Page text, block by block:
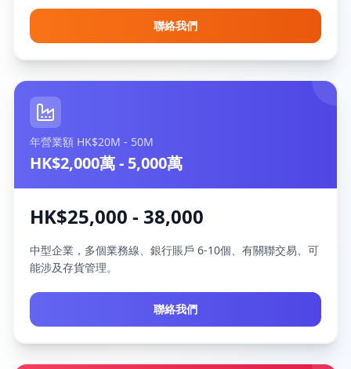
聯絡我們
年營業額 HK$20M - 50M
HK$2,000萬 - 5,000萬
HK$25,000 - 38,000
中型企業，多個業務線、銀行賬戶 6-10個、有關聯交易、可
能涉及存貨管理。
聯絡我們